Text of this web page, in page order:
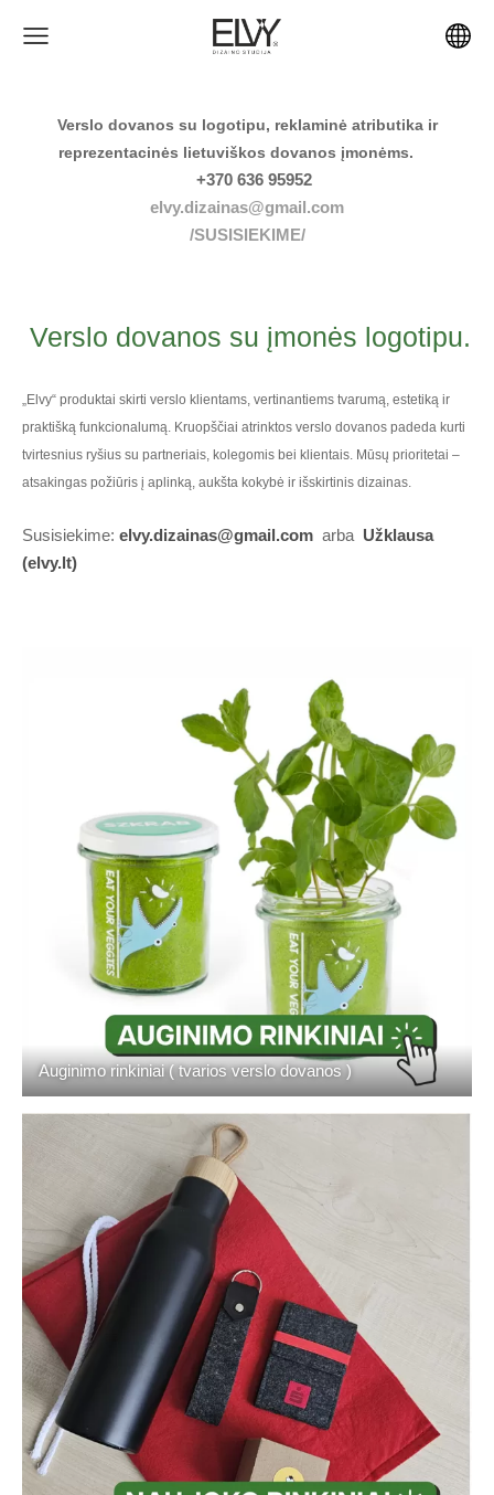
Verslo dovanos su logotipu, reklaminė atributika ir
reprezentacinės lietuviškos dovanos įmonėms.
+370 636 95952
elvy.dizainas@gmail.com
/SUSISIEKIME/
Verslo dovanos su įmonės logotipu.
„Elvy“ produktai skirti verslo klientams, vertinantiems tvarumą, estetiką ir
praktišką funkcionalumą. Kruopščiai atrinktos verslo dovanos padeda kurti
tvirtesnius ryšius su partneriais, kolegomis bei klientais. Mūsų prioritetai –
atsakingas požiūris į aplinką, aukšta kokybė ir išskirtinis dizainas.
Susisiekime: elvy.dizainas@gmail.com arba Užklausa
(elvy.lt)
Auginimo rinkiniai ( tvarios verslo dovanos )